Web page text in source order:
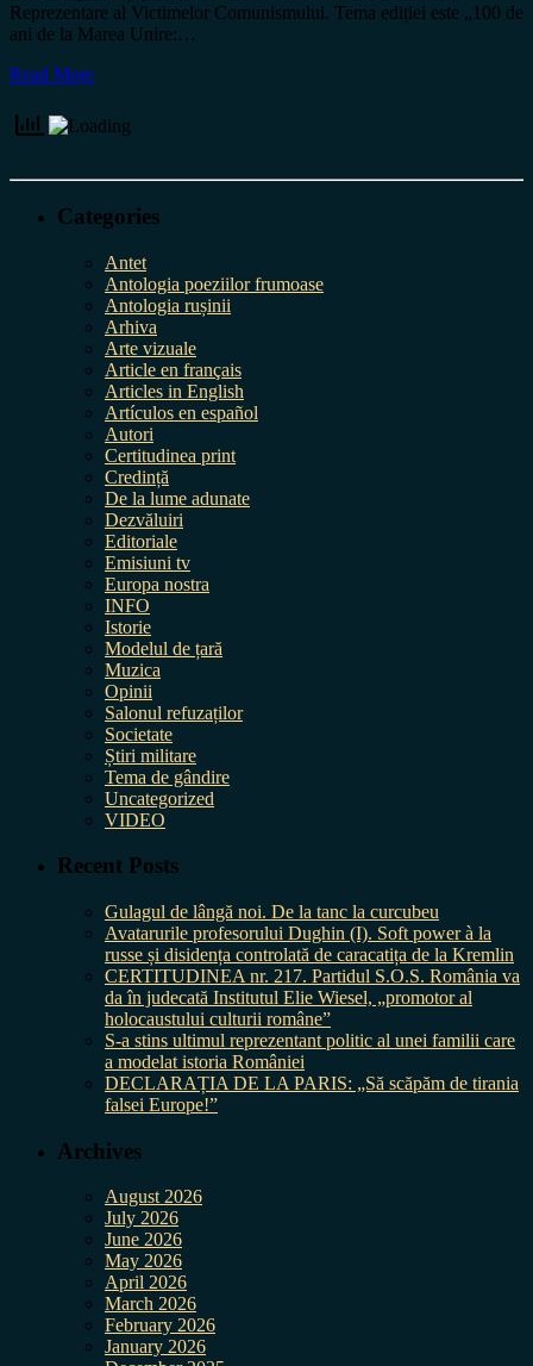
Reprezentare al Victimelor Comunismului. Tema ediției este „100 de
ani de la Marea Unire:…
Read More
Categories
Antet
Antologia poeziilor frumoase
Antologia rușinii
Arhiva
Arte vizuale
Article en français
Articles in English
Artículos en español
Autori
Certitudinea print
Credință
De la lume adunate
Dezvăluiri
Editoriale
Emisiuni tv
Europa nostra
INFO
Istorie
Modelul de țară
Muzica
Opinii
Salonul refuzaților
Societate
Știri militare
Tema de gândire
Uncategorized
VIDEO
Recent Posts
Gulagul de lângă noi. De la tanc la curcubeu
Avatarurile profesorului Dughin (I). Soft power à la
russe și disidența controlată de caracatița de la Kremlin
CERTITUDINEA nr. 217. Partidul S.O.S. România va
da în judecată Institutul Elie Wiesel, „promotor al
holocaustului culturii române”
S-a stins ultimul reprezentant politic al unei familii care
a modelat istoria României
DECLARAȚIA DE LA PARIS: „Să scăpăm de tirania
falsei Europe!”
Archives
August 2026
July 2026
June 2026
May 2026
April 2026
March 2026
February 2026
January 2026